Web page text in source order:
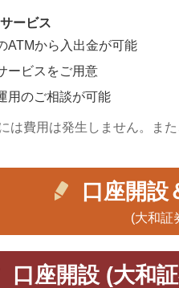
ービス
ATMから入出金が可能
ービスをご用意
用のご相談が可能
は費用は発生しません。ま
口座開設
(大和証
口座開設 (大和